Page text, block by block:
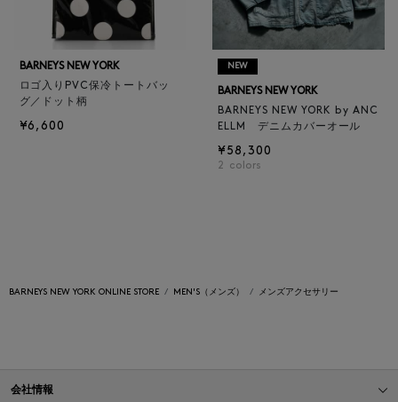
BARNEYS NEW YORK
ロゴ入りPVC保冷トートバッ
グ／ドット柄
¥6,600
NEW
BARNEYS NEW YORK
BARNEYS NEW YORK by ANC
ELLM デニムカバーオール
¥58,300
2 colors
BARNEYS NEW YORK ONLINE STORE MEN'S（メンズ） メンズアクセサリー
会社情報